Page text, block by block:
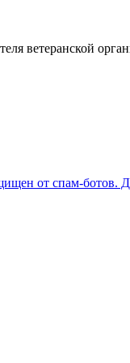
ветеранской
от спам-ботов.